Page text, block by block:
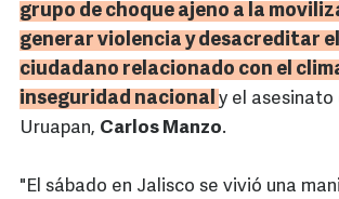
grupo de choque ajeno a la
generar violencia y desacreditar
ciudadano relacionado con el
inseguridad nacional y el
Uruapan, Carlos Manzo.
"El sábado en Jalisco se vivió una